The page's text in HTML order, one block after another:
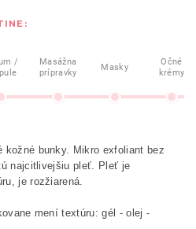
/
Masážna
prípravky
Masky
Očné
krémy
kožné bunky. Mikro exfoliant bez
najcitlivejšiu pleť. Pleť je
je rozžiarená.
mení textúru: gél - olej -